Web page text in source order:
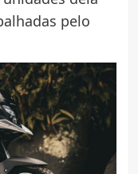
pelo